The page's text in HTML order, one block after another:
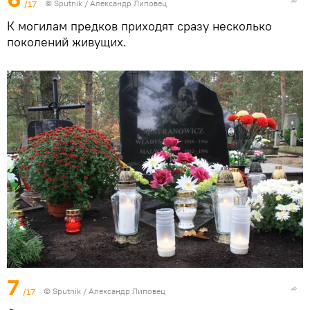
/17 © Sputnik / Александр Липовец
К могилам предков приходят сразу несколько
поколений живущих.
7 /17 © Sputnik / Александр Липовец